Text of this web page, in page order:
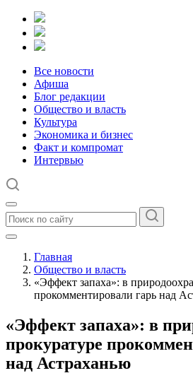
Все новости
Афиша
Блог редакции
Общество и власть
Культура
Экономика и бизнес
Факт и компромат
Интервью
Главная
Общество и власть
«Эффект запаха»: в
прокомментировали гарь над
«Эффект запаха»: в
прокуратуре
над Астраханью